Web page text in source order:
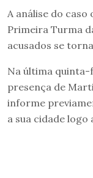
A análise do
Primeira Turma
acusados se
Na última quinta-
presença de
informe
a sua cidade logo